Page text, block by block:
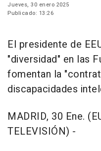
Jueves, 30 enero 2025
Publicado: 13:26
El presidente de
"diversidad" en las
fomentan la
discapacidades
MADRID, 30 Ene.
TELEVISIÓN) -